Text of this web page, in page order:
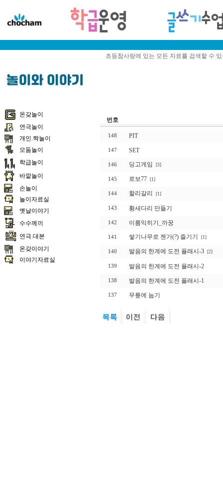
초등참사랑에 있는 모든 자료를 검색할 수
온갖놀이
연극놀이
개인.짝놀이
모둠놀이
학급놀이
바깥놀이
손놀이
놀이자료실
옛날이야기
수수께끼
연극.대본
온갖이야기
이야기자료실
번호
148 PIT
147 SET
146 딩고게임 [3]
145 로보77 [1]
144 할리갈리 [1]
143 황새다리 만들기
142 이름익히기_까꿍
141 쌓기나무로 젠가(?) 즐기기 [1]
140 발음의 한계에 도전 플래시-3 [2]
139 발음의 한계에 도전 플래시-2
138 발음의 한계에 도전 플래시-1
137 무릎에 눕기